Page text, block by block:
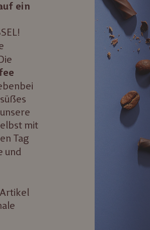
ein
mit
Tag
und